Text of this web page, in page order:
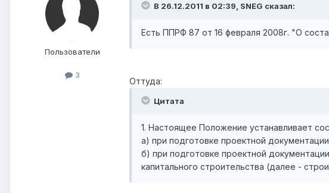
Пользователи
3
В 26.12.2011 в 02:39, SNEG сказал:
Есть ППРФ 87 от 16 февраля 2008г. "О
Оттуда:
Цитата
1. Настоящее Положение устанавливает
а) при подготовке проектной
б) при подготовке проектной
капитального строительства (далее -